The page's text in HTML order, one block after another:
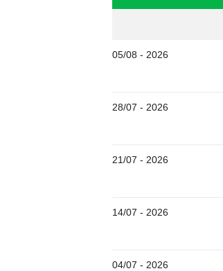
05/08 - 2026
28/07 - 2026
21/07 - 2026
14/07 - 2026
04/07 - 2026